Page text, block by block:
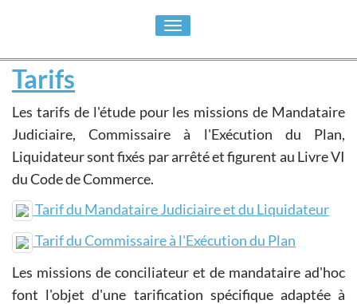
Toggle
Tarifs
Les tarifs de l'étude pour les missions de Mandataire
Judiciaire, Commissaire à l'Exécution du Plan,
Liquidateur sont fixés par arrêté et figurent au Livre VI
du Code de Commerce.
Tarif du Mandataire Judiciaire et du Liquidateur
Tarif du Commissaire à l'Exécution du Plan
Les missions de conciliateur et de mandataire ad'hoc
font l'objet d'une tarification spécifique adaptée à